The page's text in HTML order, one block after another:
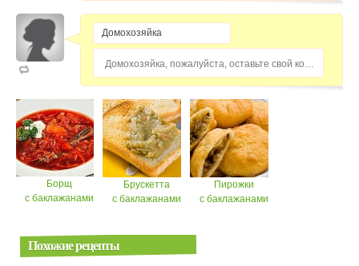
Борщ
с баклажанами
Брускетта
с баклажанами
Пирожки
с баклажанами
Похожие рецепты